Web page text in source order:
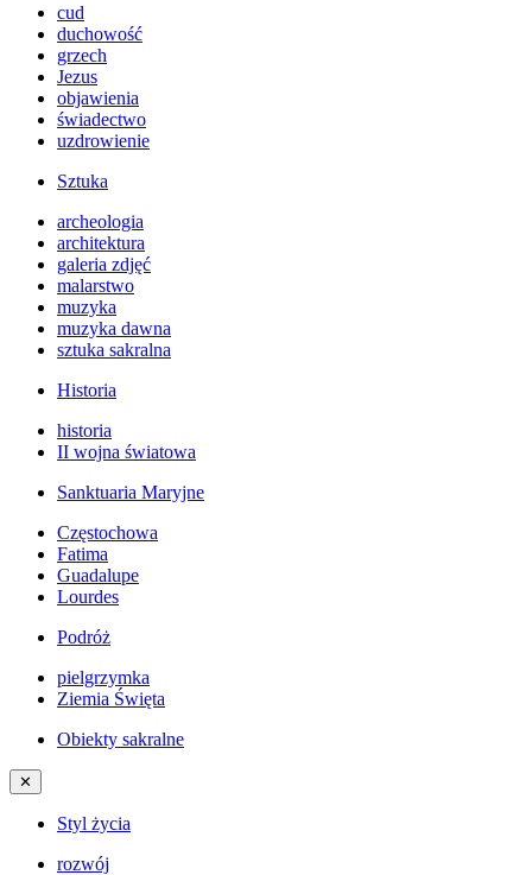
cud
duchowość
grzech
Jezus
objawienia
świadectwo
uzdrowienie
Sztuka
archeologia
architektura
galeria zdjęć
malarstwo
muzyka
muzyka dawna
sztuka sakralna
Historia
historia
II wojna światowa
Sanktuaria Maryjne
Częstochowa
Fatima
Guadalupe
Lourdes
Podróż
pielgrzymka
Ziemia Święta
Obiekty sakralne
✕
Styl życia
rozwój